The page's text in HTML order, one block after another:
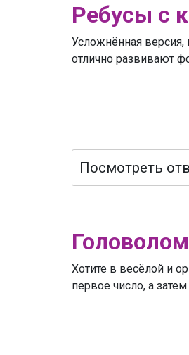
Ребусы с
Усложнённая версия,
отлично развивают
Посмотреть
Хотите в весёлой и
первое число, а